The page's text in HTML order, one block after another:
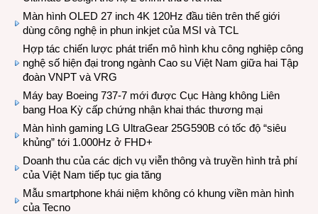
Màn hình OLED 27 inch 4K 120Hz đầu tiên trên thế giới
dùng công nghệ in phun inkjet của MSI và TCL
Hợp tác chiến lược phát triển mô hình khu công nghiệp công
nghệ số hiện đại trong ngành Cao su Việt Nam giữa hai Tập
đoàn VNPT và VRG
Máy bay Boeing 737-7 mới được Cục Hàng không Liên
bang Hoa Kỳ cấp chứng nhận khai thác thương mại
Màn hình gaming LG UltraGear 25G590B có tốc độ “siêu
khủng” tới 1.000Hz ở FHD+
Doanh thu của các dịch vụ viễn thông và truyền hình trả phí
của Việt Nam tiếp tục gia tăng
Mẫu smartphone khái niệm không có khung viền màn hình
của Tecno